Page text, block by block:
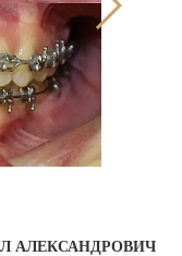
АЛЕКСАНДРОВИЧ